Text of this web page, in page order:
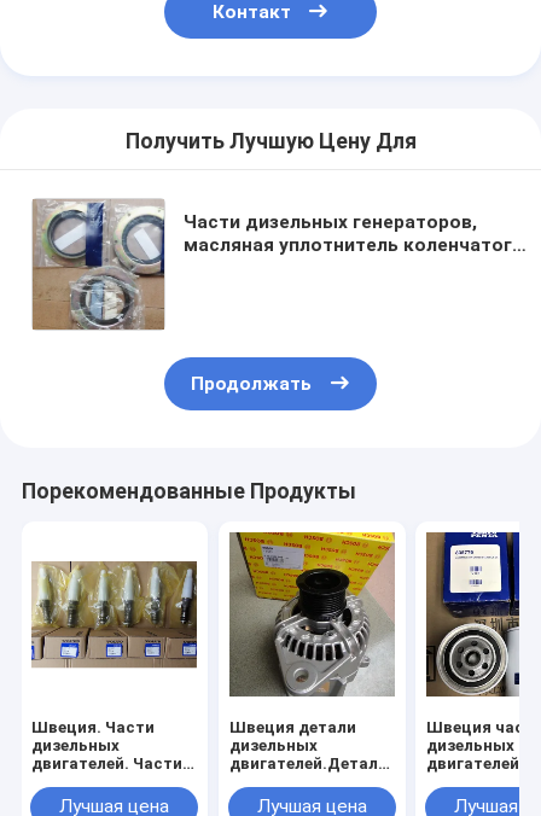
Контакт
Получить Лучшую Цену Для
Части дизельных генераторов,
масляная уплотнитель коленчатого
Продолжать
Порекомендованные Продукты
Швеция. Части
дизельных
двигателей. Части
Лучшая цена
Швеция детали
дизельных
двигателей.Детали
генераторов.Агентатор
Лучшая цена
Швеция
дизельных
двигателей,
генераторов,
Лучшая